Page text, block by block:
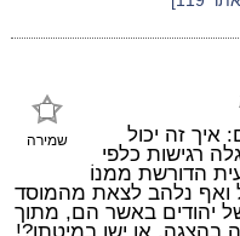
שמירה
איך זה יכול
רגישות כלפי
הדורשת ממנוֹ
ואף נלהב לצאת מהמוסד
יהודים באשר הם, מתוך
בהצגה, או ישן במיטתו?!